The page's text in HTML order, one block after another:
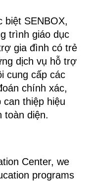
biệt SENBOX,
trình giáo dục
gia đình có trẻ
dịch vụ hỗ trợ
cung cấp các
chính xác,
thiệp hiệu
toàn diện.
Center, we
programs